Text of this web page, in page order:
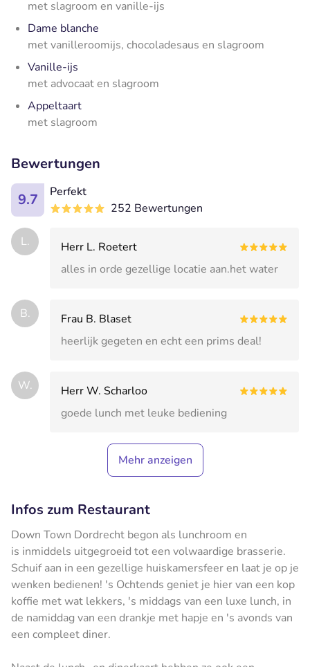
met slagroom en vanille-ijs
Dame blanche
met vanilleroomijs, chocoladesaus en slagroom
Vanille-ijs
met advocaat en slagroom
Appeltaart
met slagroom
Bewertungen
9.7
Perfekt
252 Bewertungen
L.
Herr L. Roetert
alles in orde gezellige locatie aan.het water
B.
Frau B. Blaset
heerlijk gegeten en echt een prims deal!
W.
Herr W. Scharloo
goede lunch met leuke bediening
Mehr anzeigen
Infos zum Restaurant
Down Town Dordrecht begon als lunchroom en
is inmiddels uitgegroeid tot een volwaardige brasserie.
Schuif aan in een gezellige huiskamersfeer en laat je op je
wenken bedienen! 's Ochtends geniet je hier van een kop
koffie met wat lekkers, 's middags van een luxe lunch, in
de namiddag van een drankje met hapje en 's avonds van
een compleet diner.